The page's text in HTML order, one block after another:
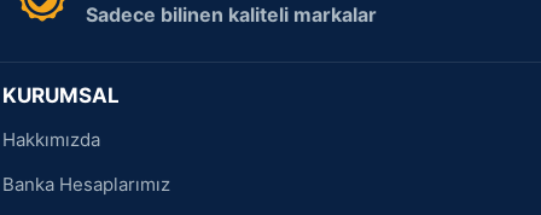
Sadece bilinen kaliteli markalar
KURUMSAL
Hakkımızda
Banka Hesaplarımız